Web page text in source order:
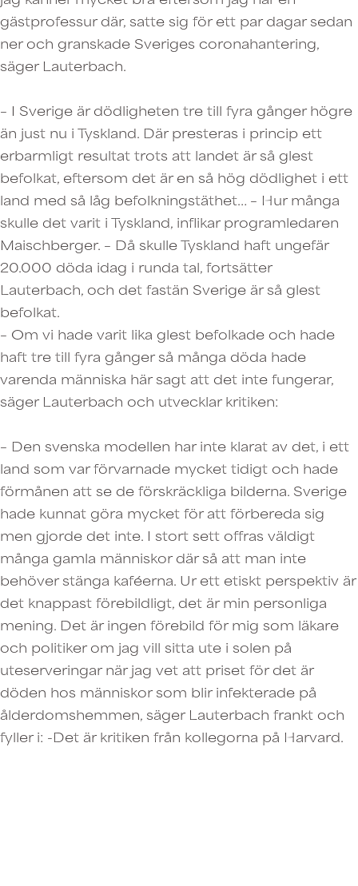
gästprofessur där, satte sig för ett par dagar sedan
ner och granskade Sveriges coronahantering,
säger Lauterbach.
– I Sverige är dödligheten tre till fyra gånger högre
än just nu i Tyskland. Där presteras i princip ett
erbarmligt resultat trots att landet är så glest
befolkat, eftersom det är en så hög dödlighet i ett
land med så låg befolkningstäthet… – Hur många
skulle det varit i Tyskland, inflikar programledaren
Maischberger. – Då skulle Tyskland haft ungefär
20.000 döda idag i runda tal, fortsätter
Lauterbach, och det fastän Sverige är så glest
befolkat.
– Om vi hade varit lika glest befolkade och hade
haft tre till fyra gånger så många döda hade
varenda människa här sagt att det inte fungerar,
säger Lauterbach och utvecklar kritiken:
– Den svenska modellen har inte klarat av det, i ett
land som var förvarnade mycket tidigt och hade
förmånen att se de förskräckliga bilderna. Sverige
hade kunnat göra mycket för att förbereda sig
men gjorde det inte. I stort sett offras väldigt
många gamla människor där så att man inte
behöver stänga kaféerna. Ur ett etiskt perspektiv är
det knappast förebildligt, det är min personliga
mening. Det är ingen förebild för mig som läkare
och politiker om jag vill sitta ute i solen på
uteserveringar när jag vet att priset för det är
döden hos människor som blir infekterade på
ålderdomshemmen, säger Lauterbach frankt och
fyller i: -Det är kritiken från kollegorna på Harvard.